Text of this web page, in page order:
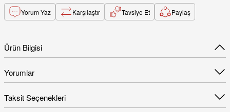
Yorum Yaz Karşılaştır Tavsiye Et Paylaş
Ürün Bilgisi
Yorumlar
Taksit Seçenekleri